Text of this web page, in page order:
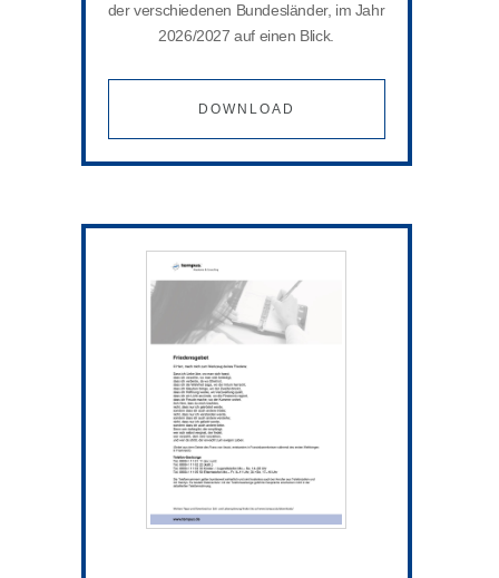
der verschiedenen Bundesländer, im Jahr
2026/2027 auf einen Blick.
DOWNLOAD